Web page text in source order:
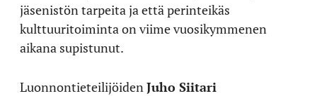
jäsenistön tarpeita ja että perinteikäs
kulttuuritoiminta on viime vuosikymmenen
aikana supistunut.
LuonnontieteilijöidenJuho Siitari